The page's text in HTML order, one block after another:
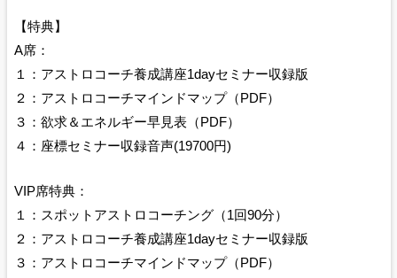
【特典】
A席：
１：アストロコーチ養成講座1dayセミナー収録版
２：アストロコーチマインドマップ（PDF）
３：欲求＆エネルギー早見表（PDF）
４：座標セミナー収録音声(19700円)
VIP席特典：
１：スポットアストロコーチング（1回90分）
２：アストロコーチ養成講座1dayセミナー収録版
３：アストロコーチマインドマップ（PDF）